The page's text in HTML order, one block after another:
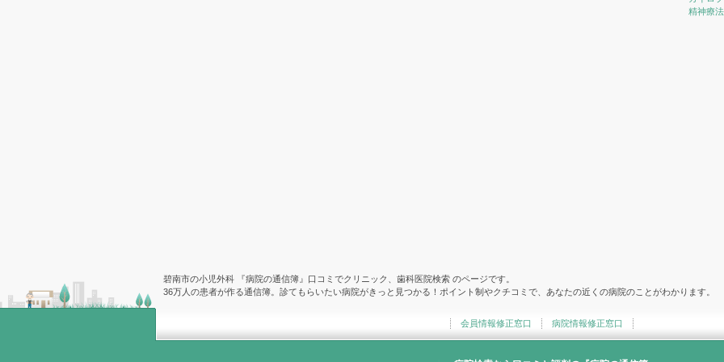
精神療法
碧南市の小児外科 『病院の通信簿』口コミでクリニック、歯科医院検索 のページです。
36万人の患者が作る通信簿。診てもらいたい病院がきっと見つかる！ポイント制やクチコミで、あなたの近くの病院のことがわかります。
会員情報修正窓口 病院情報修正窓口